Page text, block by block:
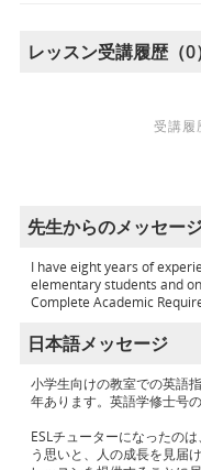
レッスン受講履歴（0
受講履
先生からのメッセー
I have eight years of
elementary students and
Complete Academic
日本語メッセージ
小学生向けの教室での英語
年あります。英語学修士号
ESLチューターになったの
う思いと、人の成長を見届